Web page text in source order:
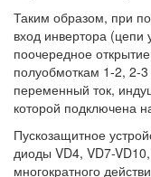
Таким образом, при
вход инвертора (цепи
поочередное
полуобмоткам 1-2, 2-
переменный ток,
которой подключена
Пускозащитное
диоды VD4, VD7-
многократного